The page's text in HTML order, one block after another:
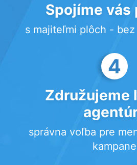
Spojíme vás
s majiteľmi plôch -
4
Združujeme
správna voľba pre
kampane